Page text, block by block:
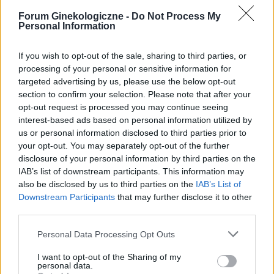
Forum Ginekologiczne - Do Not Process My
Personal Information
If you wish to opt-out of the sale, sharing to third parties, or
processing of your personal or sensitive information for
targeted advertising by us, please use the below opt-out
section to confirm your selection. Please note that after your
opt-out request is processed you may continue seeing
interest-based ads based on personal information utilized by
us or personal information disclosed to third parties prior to
your opt-out. You may separately opt-out of the further
disclosure of your personal information by third parties on the
IAB’s list of downstream participants. This information may
also be disclosed by us to third parties on the IAB’s List of
Downstream Participants that may further disclose it to other
Personal Data Processing Opt Outs
I want to opt-out of the Sharing of my
personal data.
Brak przyjemności
odczuwam zbytnio przyjemności. Miałam kilku
partnerów seksualnych i z żadnym nie miałam
orgazmu. Mam wysokie libido ale co z tego jak
seks dla mnie to tylko ruchy przy których nie jest
mi dobrze, po prostu czuję że członek jest we
mnie i tyle :( Czy ktoś ma podobnie?
Forum: Zdrowie kobiety
gość
Labioplastyka
Hej, chciałam zapytać, czy któraś z obecnych tu
Chodzi mi o wszelkie informacje jak cena, ból
czasu się nad tym zastanawiam ze względów
Forum: Operacje i zabiegi